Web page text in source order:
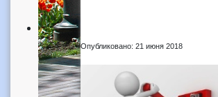
Опубликовано: 21 июня 2018